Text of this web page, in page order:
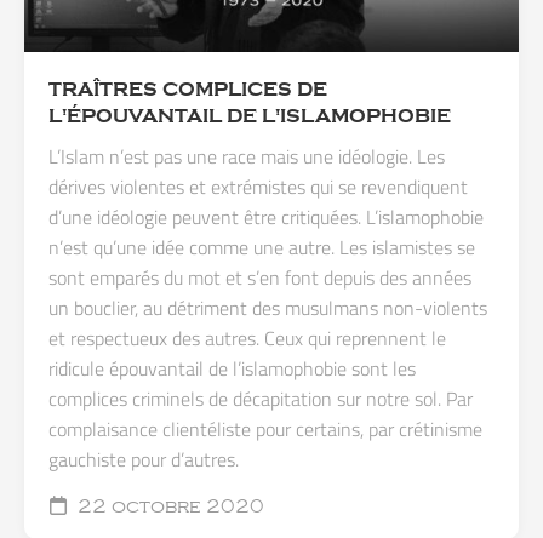
TRAÎTRES COMPLICES DE
L'ÉPOUVANTAIL DE L'ISLAMOPHOBIE
L’Islam n’est pas une race mais une idéologie. Les
dérives violentes et extrémistes qui se revendiquent
d’une idéologie peuvent être critiquées. L’islamophobie
n’est qu’une idée comme une autre. Les islamistes se
sont emparés du mot et s’en font depuis des années
un bouclier, au détriment des musulmans non-violents
et respectueux des autres. Ceux qui reprennent le
ridicule épouvantail de l’islamophobie sont les
complices criminels de décapitation sur notre sol. Par
complaisance clientéliste pour certains, par crétinisme
gauchiste pour d’autres.
22 octobre 2020